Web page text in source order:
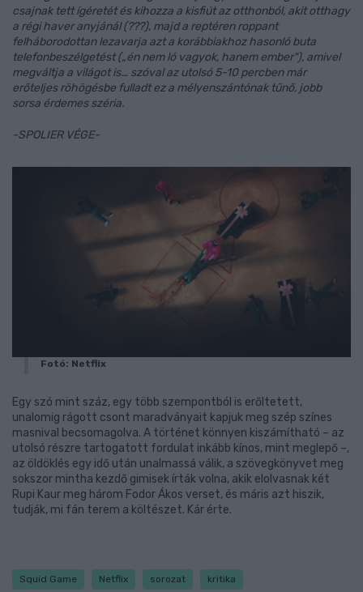
csajnak tett ígéretét és kihozza a kisfiút az otthonból, akit otthagy
a régi haver anyjánál (???), majd a reptéren roppant
felháborodottan lezavarja azt a korábbiakhoz hasonló buta
telefonbeszélgetést („én nem ló vagyok, hanem ember"), amivel
megváltja a világot is… szóval az utolsó 5-10 percben már
erőteljes röhögésbe fulladt ez a mélyenszántónak tűnő, jobb
sorsa érdemes széria.
-SPOLIER VÉGE-
Fotó: Netflix
Egy szó mint száz, egy több szempontból is erőltetett,
unalomig rágott csont maradványait kapjuk meg szép színes
masnival becsomagolva. A történet könnyen kiszámítható – az
utolsó részre tartogatott fordulat inkább kínos, mint meglepő –,
az öldöklés egy idő után unalmassá válik, a szövegkönyvet meg
sokszor mintha kezdő gimisek írták volna, akik elolvasnak két
Rupi Kaur meg három Fodor Ákos verset, és máris azt hiszik,
tudják, mi fán terem a költészet. Kár érte.
Squid Game Netflix sorozat kritika